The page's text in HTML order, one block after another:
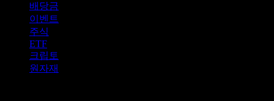
배당금
이벤트
주식
ETF
크립토
원자재